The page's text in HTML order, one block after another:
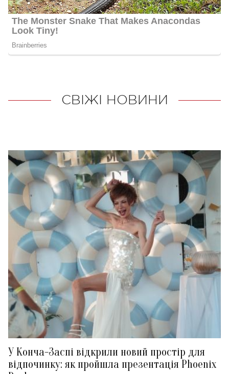
СВІЖІ НОВИНИ
У Конча-Заспі відкрили новий простір для
відпочинку: як пройшла презентація Phoenix